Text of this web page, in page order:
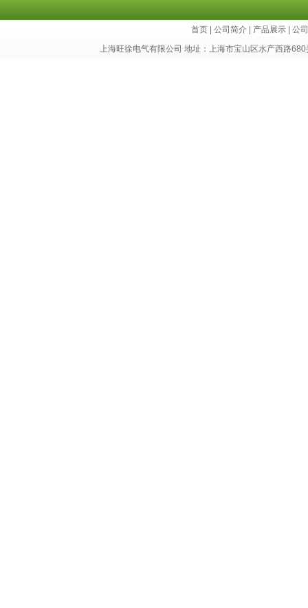
首页 |公司简介 产品展示 |公
上海旺徐电气有限公司 地址：上海市宝山区水产西路